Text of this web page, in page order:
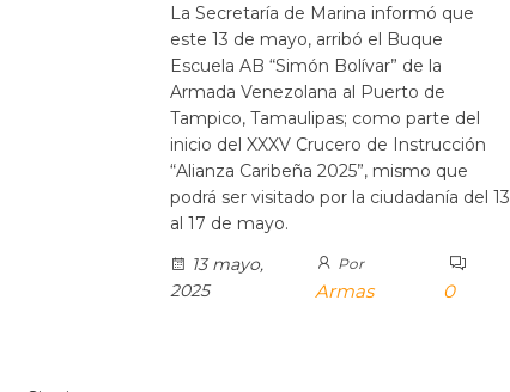
La Secretaría de Marina informó que
este 13 de mayo, arribó el Buque
Escuela AB “Simón Bolívar” de la
Armada Venezolana al Puerto de
Tampico, Tamaulipas; como parte del
inicio del XXXV Crucero de Instrucción
“Alianza Caribeña 2025”, mismo que
podrá ser visitado por la ciudadanía del 13
al 17 de mayo.
13 mayo,
2025
Por
Armas 0